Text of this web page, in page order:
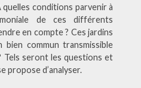
quelles conditions parvenir à
de ces différents
en compte ? Ces jardins
commun transmissible
Tels seront les questions et
propose d’analyser.